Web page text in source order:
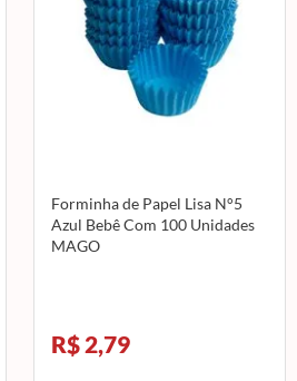
Forminha de Papel Lisa N°5
Azul Bebê Com 100 Unidades
MAGO
R$ 2,79